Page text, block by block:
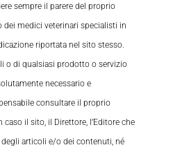
sempre il parere del proprio
dei medici veterinari specialisti in
riportata nel sito stesso.
o di qualsiasi prodotto o servizio
necessario e
consultare il proprio
caso il sito, il Direttore, l’Editore che
articoli e/o dei contenuti, né